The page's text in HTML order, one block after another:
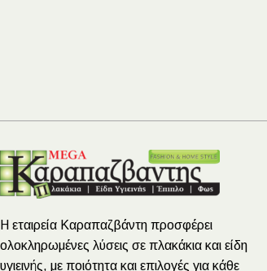
Η εταιρεία Καραπαζβάντη προσφέρει
ολοκληρωμένες λύσεις σε πλακάκια και είδη
υγιεινής, με ποιότητα και επιλογές για κάθε